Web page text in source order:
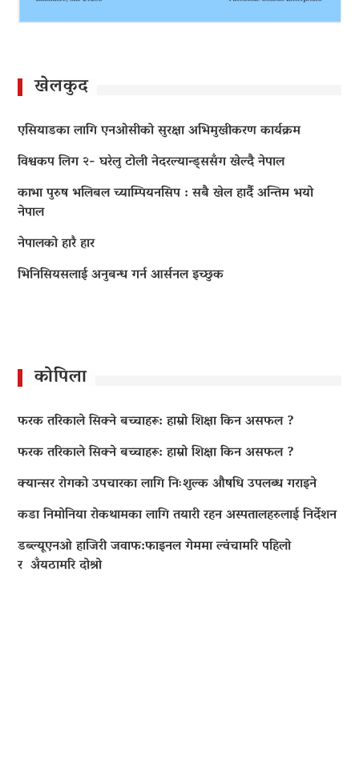
खेलकुद
एसियाडका लागि एनओसीको सुरक्षा अभिमुखीकरण कार्यक्रम
विश्वकप लिग २- घरेलु टोली नेदरल्यान्ड्ससँग खेल्दै नेपाल
काभा पुरुष भलिबल च्याम्पियनसिप : सबै खेल हार्दै अन्तिम भयो
नेपाल
नेपालको हारै हार
भिनिसियसलाई अनुबन्ध गर्न आर्सनल इच्छुक
कोपिला
फरक तरिकाले सिक्ने बच्चाहरू: हाम्रो शिक्षा किन असफल ?
फरक तरिकाले सिक्ने बच्चाहरू: हाम्रो शिक्षा किन असफल ?
क्यान्सर रोगको उपचारका लागि निःशुल्क औषधि उपलब्ध गराइने
कडा निमोनिया रोकथामका लागि तयारी रहन अस्पतालहरुलाई निर्देशन
डब्ल्यूएनओ हाजिरी जवाफ:फाइनल गेममा ल्वंचामरि पहिलो
र अँयठामरि दोश्रो